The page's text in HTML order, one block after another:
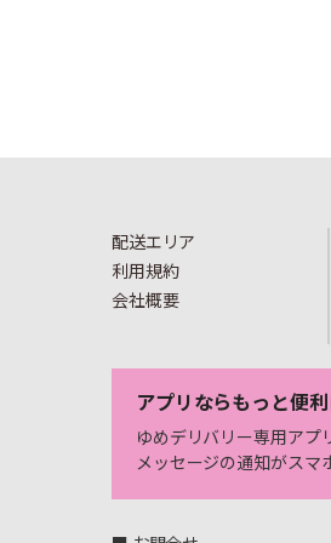
配送エリア
利用規約
会社概要
アプリならもっと便
ゆめデリバリー専用アプ
メッセージの通知がスマ